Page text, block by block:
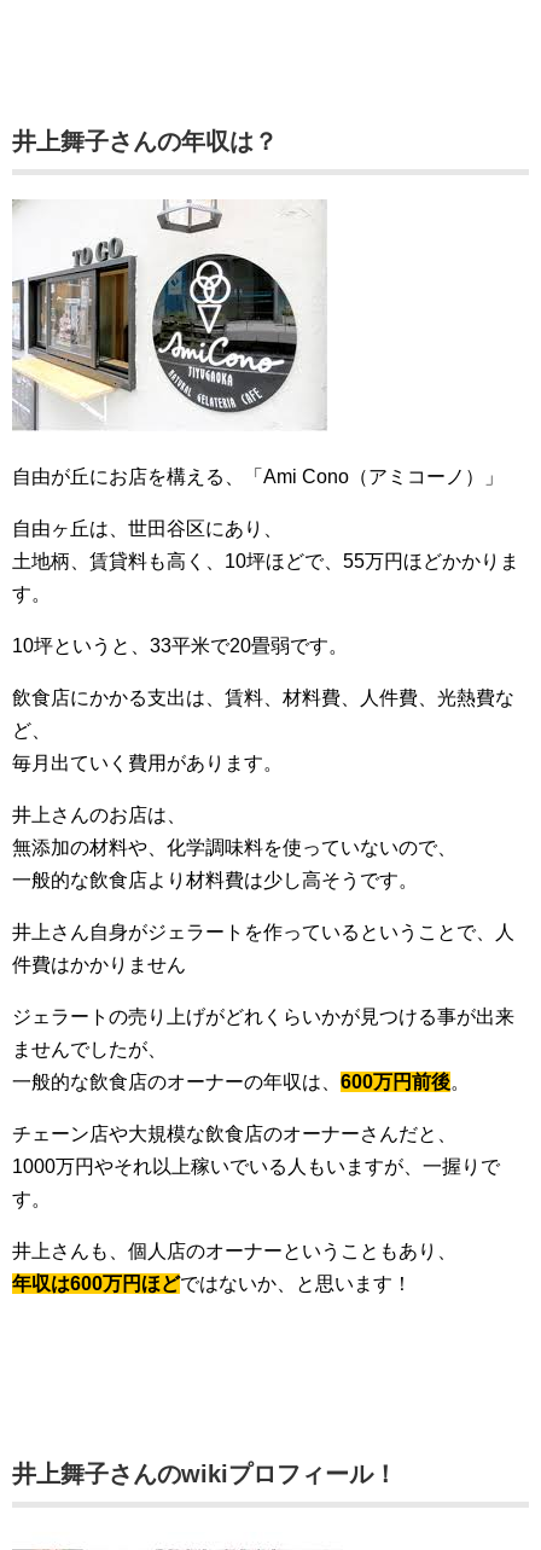
井上舞子さんの年収は？
自由が丘にお店を構える、「Ami Cono（アミコーノ）」
自由ヶ丘は、世田谷区にあり、
土地柄、賃貸料も高く、10坪ほどで、55万円ほどかかりま
す。
10坪というと、33平米で20畳弱です。
飲食店にかかる支出は、賃料、材料費、人件費、光熱費な
ど、
毎月出ていく費用があります。
井上さんのお店は、
無添加の材料や、化学調味料を使っていないので、
一般的な飲食店より材料費は少し高そうです。
井上さん自身がジェラートを作っているということで、人
件費はかかりません
ジェラートの売り上げがどれくらいかが見つける事が出来
ませんでしたが、
一般的な飲食店のオーナーの年収は、 600万円前後。
チェーン店や大規模な飲食店のオーナーさんだと、
1000万円やそれ以上稼いでいる人もいますが、一握りで
す。
井上さんも、個人店のオーナーということもあり、
年収は600万円ほどではないか、と思います！
井上舞子さんのwikiプロフィール！